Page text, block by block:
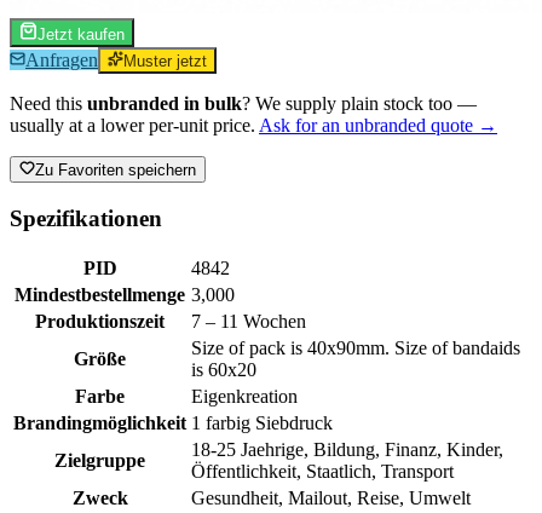
Jetzt kaufen
Anfragen Muster jetzt
Need this unbranded in bulk? We supply plain stock too —
usually at a lower per-unit price. Ask for an unbranded quote →
Zu Favoriten speichern
Spezifikationen
PID
4842
Mindestbestellmenge 3,000
Produktionszeit
7 – 11 Wochen
Größe
Size of pack is 40x90mm. Size of bandaids
is 60x20
Farbe
Eigenkreation
Brandingmöglichkeit 1 farbig Siebdruck
Zielgruppe
18-25 Jaehrige, Bildung, Finanz, Kinder,
Öffentlichkeit, Staatlich, Transport
Zweck
Gesundheit, Mailout, Reise, Umwelt